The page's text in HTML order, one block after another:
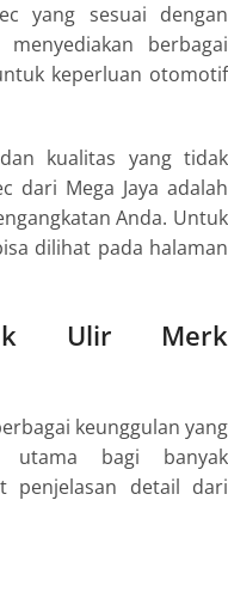
yang sesuai dengan
berbagai
keperluan otomotif
kualitas yang tidak
dari Mega Jaya adalah
Anda. Untuk
dilihat pada halaman
Ulir Merk
keunggulan yang
utama bagi banyak
penjelasan detail dari